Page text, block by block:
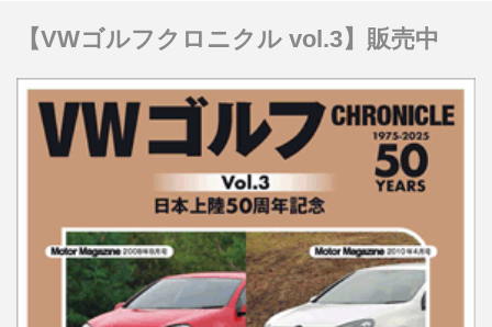
【VWゴルフクロニクル vol.3】販売中